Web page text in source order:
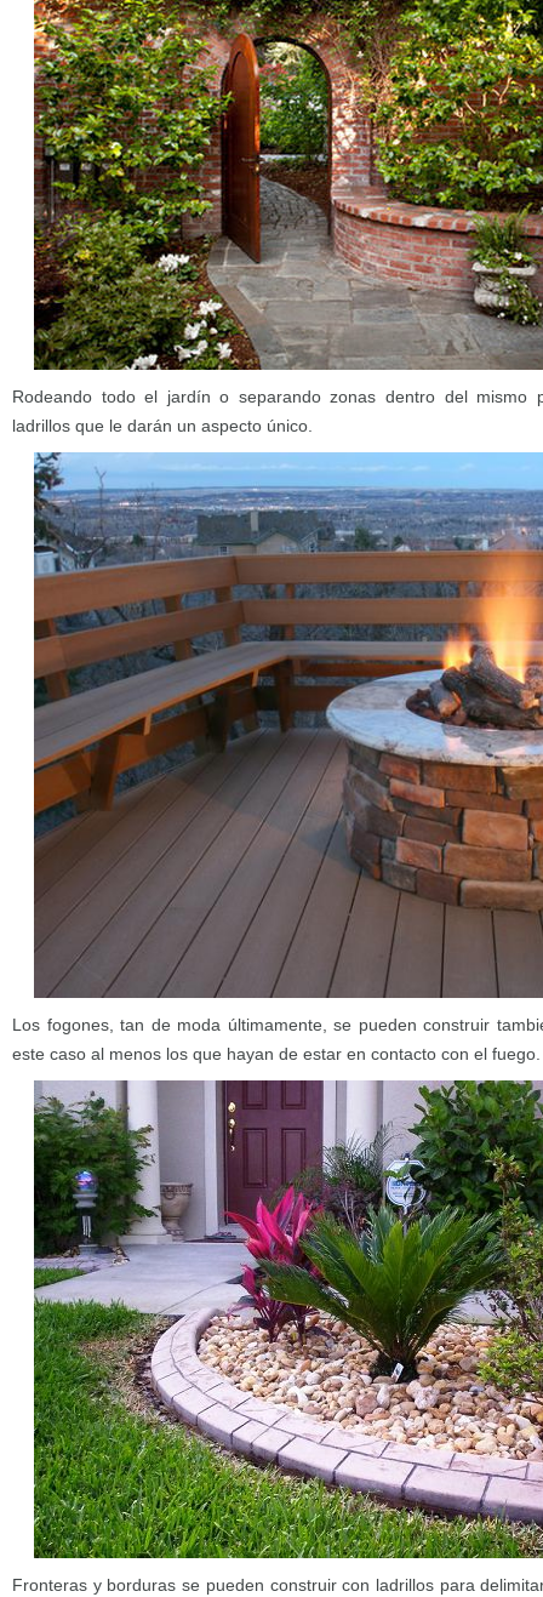
Rodeando todo el jardín o separando zonas dentro del mismo
ladrillos que le darán un aspecto único.
Los fogones, tan de moda últimamente, se pueden construir
este caso al menos los que hayan de estar en contacto con el fuego.
Fronteras y borduras se pueden construir con ladrillos para